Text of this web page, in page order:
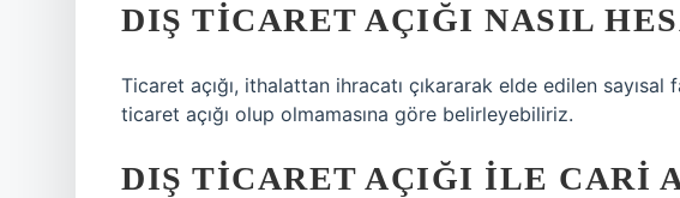
DIŞ TICARET AÇIĞI NASIL
Ticaret açığı, ithalattan ihracatı çıkararak elde edilen
ticaret açığı olup olmamasına göre belirleyebiliriz.
DIŞ TICARET AÇIĞI ILE CARI